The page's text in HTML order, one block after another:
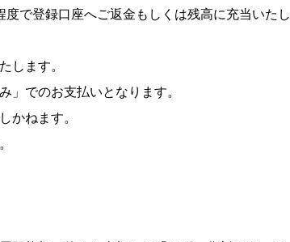
で登録口座へご返金もしくは残高に充当いたし
します。
」でのお支払いとなります。
かねます。